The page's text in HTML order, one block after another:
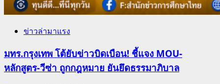
ข่าวล่ามาแรง
มทร.กรุงเทพ โต้ยับข่าวบิดเบือน! ชี้แจง MOU-
หลักสูตร-วีซ่า ถูกกฎหมาย ยันยึดธรรมาภิบาล